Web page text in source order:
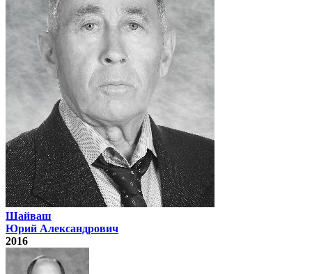
Шайваш
Юрий Александрович
2016